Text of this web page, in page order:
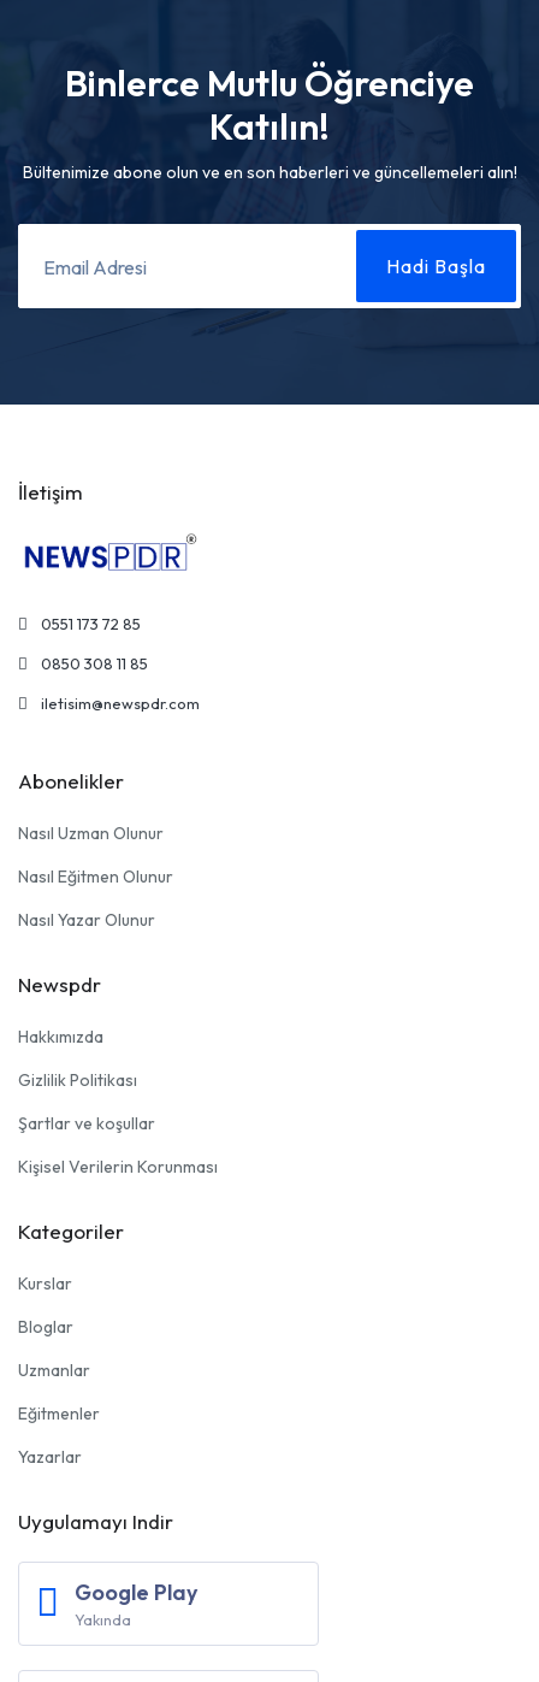
Binlerce Mutlu Öğrenciye
Katılın!
Bültenimize abone olun ve en son haberleri ve güncellemeleri alın!
İletişim
0551 173 72 85
0850 308 11 85
iletisim@newspdr.com
Abonelikler
Nasıl Uzman Olunur
Nasıl Eğitmen Olunur
Nasıl Yazar Olunur
Newspdr
Hakkımızda
Gizlilik Politikası
Şartlar ve koşullar
Kişisel Verilerin Korunması
Kategoriler
Kurslar
Bloglar
Uzmanlar
Eğitmenler
Yazarlar
Uygulamayı Indir
Google Play
Yakında